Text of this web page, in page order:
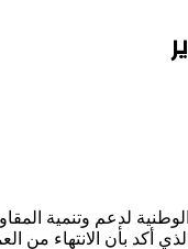
لدعم وتنمية
من العملية سيكون